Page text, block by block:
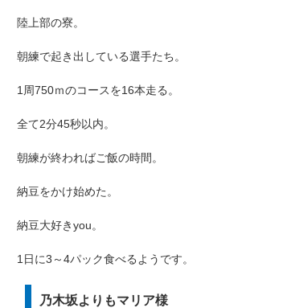
陸上部の寮。
朝練で起き出している選手たち。
1周750ｍのコースを16本走る。
全て2分45秒以内。
朝練が終わればご飯の時間。
納豆をかけ始めた。
納豆大好きyou。
1日に3～4パック食べるようです。
乃木坂よりもマリア様